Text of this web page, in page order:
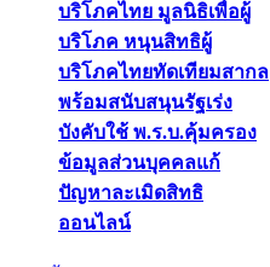
บริโภคไทย มูลนิธิเพื่อผู้
บริโภค หนุนสิทธิผู้
บริโภคไทยทัดเทียมสากล
พร้อมสนับสนุนรัฐเร่ง
บังคับใช้ พ.ร.บ.คุ้มครอง
ข้อมูลส่วนบุคคลแก้
ปัญหาละเมิดสิทธิ
ออนไลน์